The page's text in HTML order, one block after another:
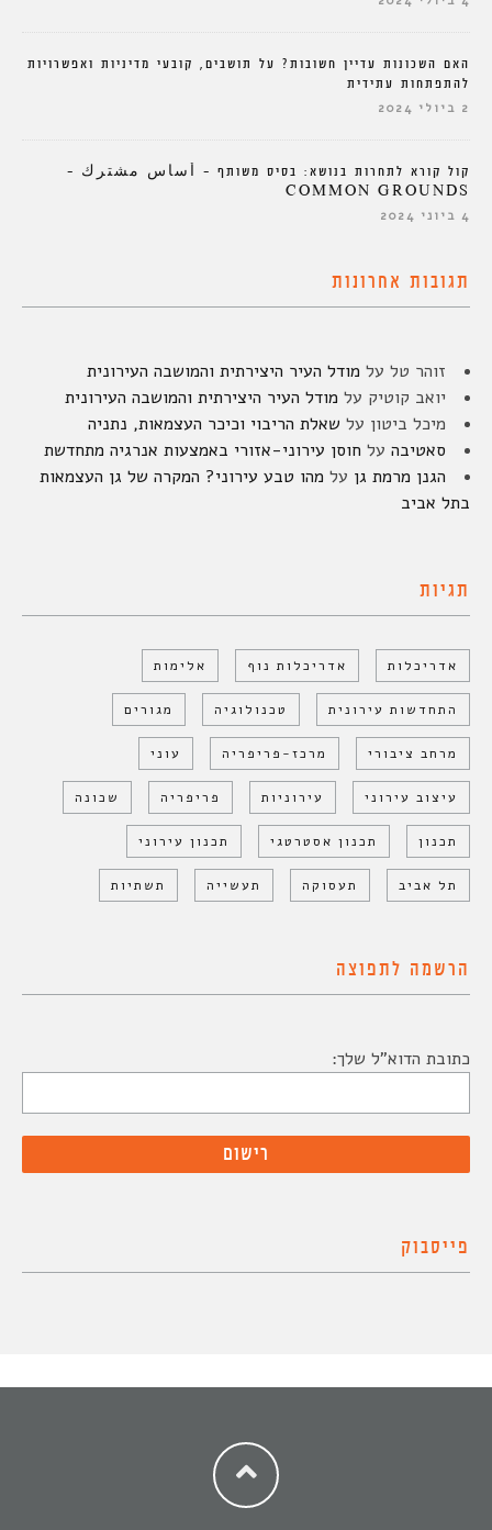
האם השכונות עדיין חשובות? על תושבים, קובעי מדיניות ואפשרויות
להתפתחות עתידית
2 ביולי 2024
קול קורא לתחרות בנושא: בסיס משותף – أساس مشترك –
COMMON GROUNDS
4 ביוני 2024
תגובות אחרונות
זוהר טל על מודל העיר היצירתית והמושבה העירונית
יואב קוטיק על מודל העיר היצירתית והמושבה העירונית
מיכל ביטון על שאלת הריבוי וכיכר העצמאות, נתניה
סאטיבה על חוסן עירוני-אזורי באמצעות אנרגיה מתחדשת
הגנן מרמת גן על מהו טבע עירוני? המקרה של גן העצמאות
בתל אביב
תגיות
אדריכלות אדריכלות נוף אלימות
התחדשות עירונית טכנולוגיה מגורים
מרחב ציבורי מרכז-פריפריה עוני
עיצוב עירוני עירוניות פריפריה שכונה
תכנון תכנון אסטרטגי תכנון עירוני
תל אביב תעסוקה תעשייה תשתיות
הרשמה לתפוצה
כתובת הדוא"ל שלך:
פייסבוק